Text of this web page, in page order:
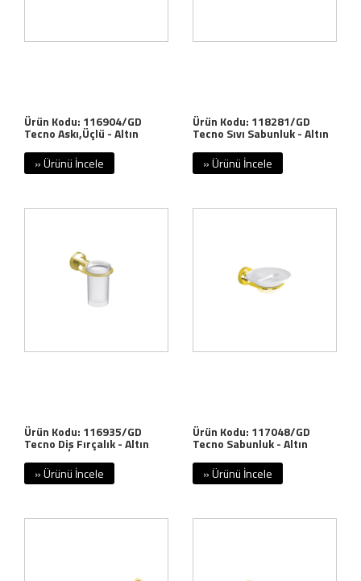
Ürün Kodu: 116904/GD
Tecno Askı,Üçlü - Altın
» Ürünü İncele
Ürün Kodu: 118281/GD
Tecno Sıvı Sabunluk - Altın
» Ürünü İncele
Ürün Kodu: 116935/GD
Tecno Diş Fırçalık - Altın
» Ürünü İncele
Ürün Kodu: 117048/GD
Tecno Sabunluk - Altın
» Ürünü İncele